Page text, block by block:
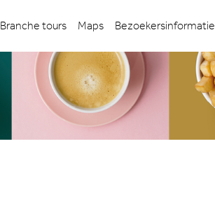
Branche tours Maps Bezoekersinformatie